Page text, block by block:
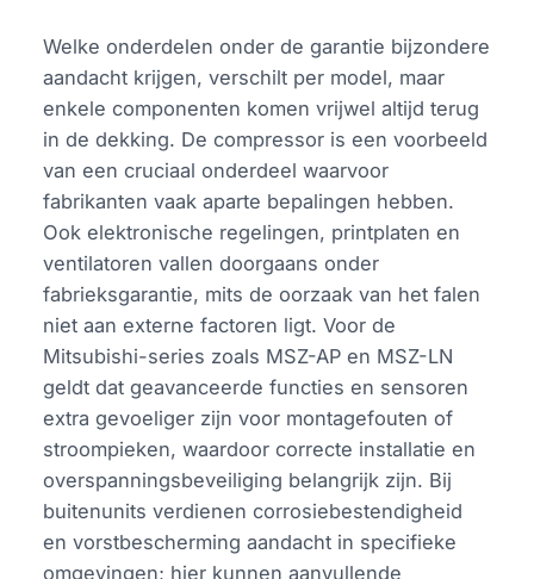
Welke onderdelen onder de garantie bijzondere
aandacht krijgen, verschilt per model, maar
enkele componenten komen vrijwel altijd terug
in de dekking. De compressor is een voorbeeld
van een cruciaal onderdeel waarvoor
fabrikanten vaak aparte bepalingen hebben.
Ook elektronische regelingen, printplaten en
ventilatoren vallen doorgaans onder
fabrieksgarantie, mits de oorzaak van het falen
niet aan externe factoren ligt. Voor de
Mitsubishi-series zoals MSZ-AP en MSZ-LN
geldt dat geavanceerde functies en sensoren
extra gevoeliger zijn voor montagefouten of
stroompieken, waardoor correcte installatie en
overspanningsbeveiliging belangrijk zijn. Bij
buitenunits verdienen corrosiebestendigheid
en vorstbescherming aandacht in specifieke
omgevingen; hier kunnen aanvullende